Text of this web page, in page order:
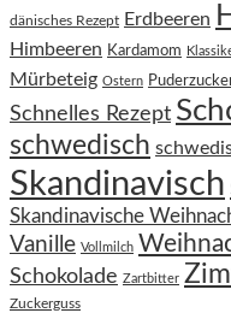
dänisches Rezept Erdbeeren
Himbeeren Kardamom
Mürbeteig Ostern
Schnelles Rezept
schwedisch
Skandinavisch
Skandinavische
Vanille Vollmilch
Schokolade Zartbitter
Zuckerguss